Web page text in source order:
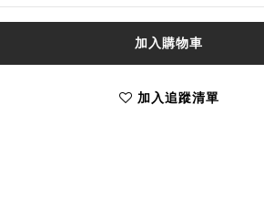
加入購物車
加入追蹤清單